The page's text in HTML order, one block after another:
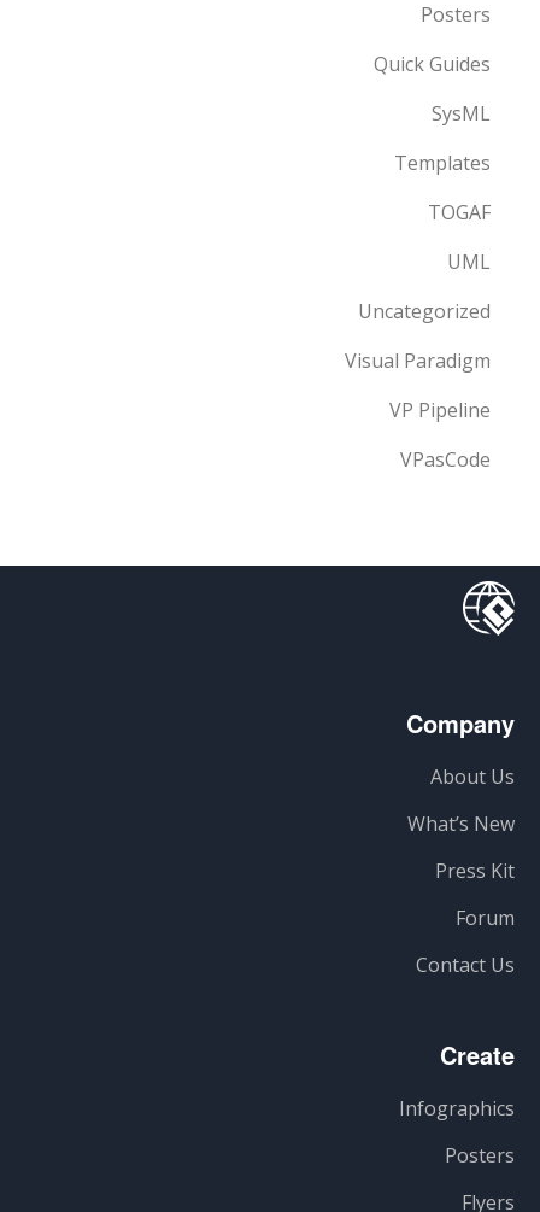
Posters
Quick Guides
SysML
Templates
TOGAF
UML
Uncategorized
Visual Paradigm
VP Pipeline
VPasCode
Company
About Us
What’s New
Press Kit
Forum
Contact Us
Create
Infographics
Posters
Flyers